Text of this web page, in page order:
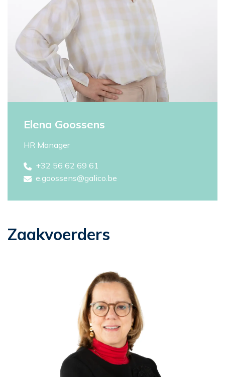
Elena Goossens
HR Manager
+32 56 62 69 61
e.goossens@galico.be
Zaakvoerders